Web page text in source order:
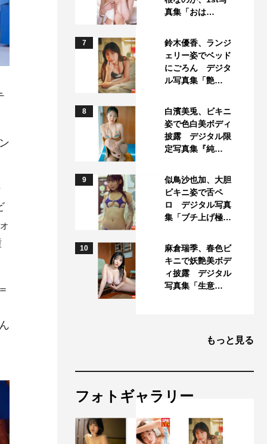
真集「おは…
7
鈴木優香、ランジ
ェリー姿でベッド
にごろん デジタ
ル写真集「艶…
8
白濱美兎、ビキニ
姿で色白美ボディ
披露 デジタル限
定写真集『純…
9
似鳥沙也加、大胆
ビキニ姿で舌ペ
ロ デジタル写真
集「ブチ上げ極…
10
麻倉瑞季、春色ビ
キニで妖艶美ボデ
ィ披露 デジタル
写真集「生意…
もっと見る
フォトギャラリー